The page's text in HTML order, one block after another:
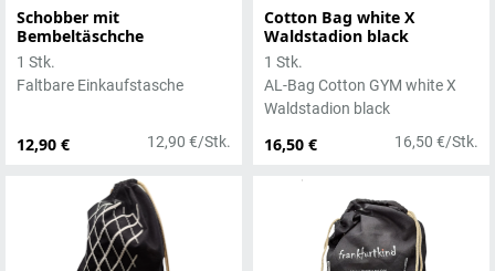
Schobber mit
Bembeltäschche
12,90 € 12,90 €/Stk.
1 Stk.
Faltbare Einkaufstasche
Cotton Bag white X
Waldstadion black
16,50 € 16,50 €/Stk.
1 Stk.
AL-Bag Cotton GYM white X
Waldstadion black